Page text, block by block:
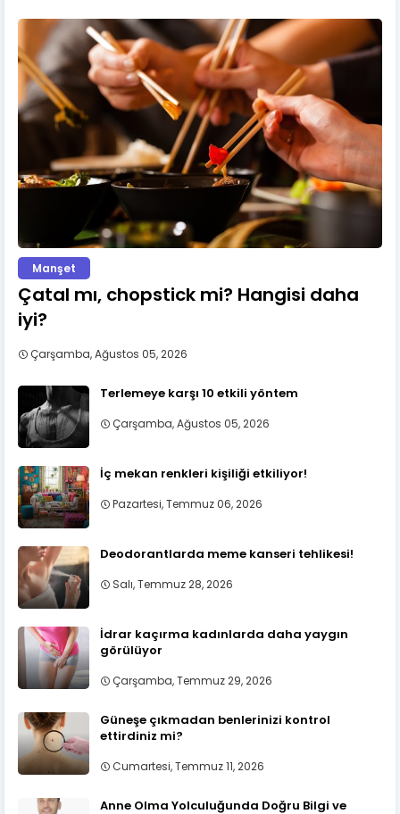
Manşet
Çatal mı, chopstick mi? Hangisi daha
iyi?
Çarşamba, Ağustos 05, 2026
Terlemeye karşı 10 etkili yöntem
Çarşamba, Ağustos 05, 2026
İç mekan renkleri kişiliği etkiliyor!
Pazartesi, Temmuz 06, 2026
Deodorantlarda meme kanseri tehlikesi!
Salı, Temmuz 28, 2026
İdrar kaçırma kadınlarda daha yaygın
görülüyor
Çarşamba, Temmuz 29, 2026
Güneşe çıkmadan benlerinizi kontrol
ettirdiniz mi?
Cumartesi, Temmuz 11, 2026
Anne Olma Yolculuğunda Doğru Bilgi ve